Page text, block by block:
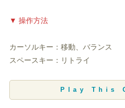
▼ 操作方法
カーソルキー：移動、バランス
スペースキー：リトライ
Play This